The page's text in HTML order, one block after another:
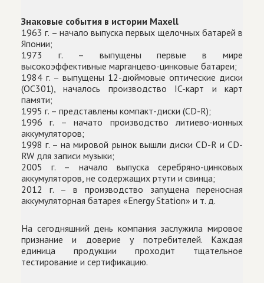
Знаковые события в истории Maxell
1963 г. – начало выпуска первых щелочных батарей в
Японии;
1973 г. – выпущены первые в мире
высокоэффективные марганцево-цинковые батареи;
1984 г. – выпущены 12-дюймовые оптические диски
(OC301), началось производство IC-карт и карт
памяти;
1995 г. – представлены компакт-диски (CD-R);
1996 г. – начато производство литиево-ионных
аккумуляторов;
1998 г. – на мировой рынок вышли диски CD-R и CD-
RW для записи музыки;
2005 г. – начало выпуска серебряно-цинковых
аккумуляторов, не содержащих ртути и свинца;
2012 г. – в производство запущена переносная
аккумуляторная батарея «Energy Station» и т. д.
На сегодняшний день компания заслужила мировое
признание и доверие у потребителей. Каждая
единица продукции проходит тщательное
тестирование и сертификацию.